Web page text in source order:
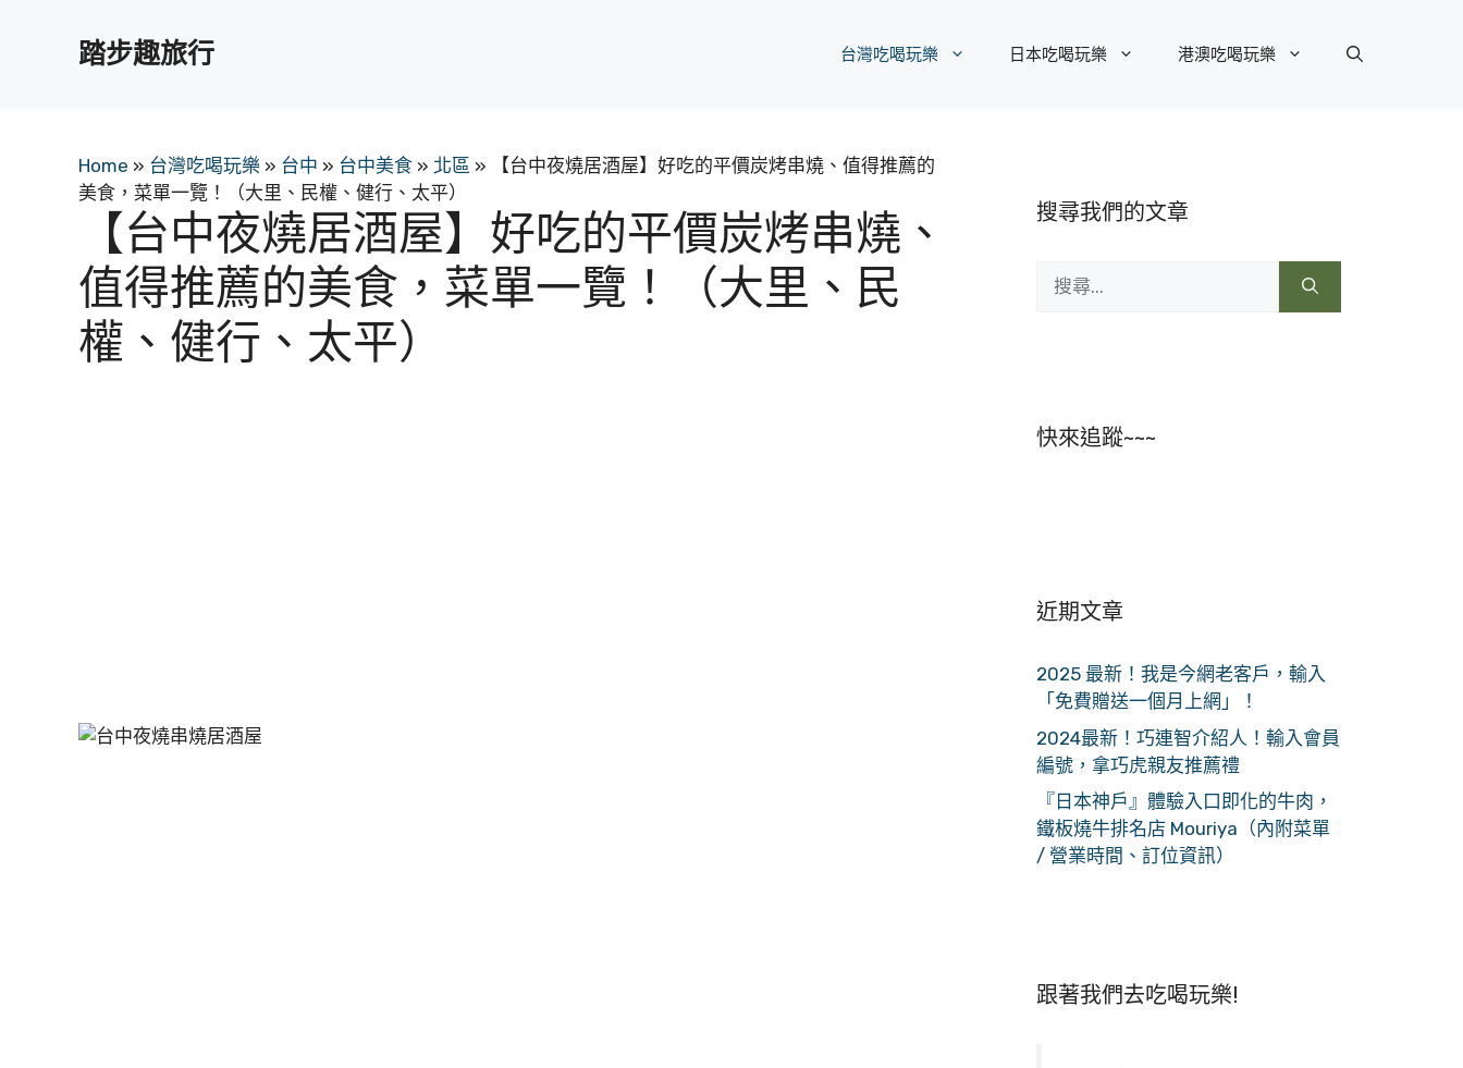
踏步趣旅行 台灣吃喝玩樂 日本吃喝玩樂 港澳吃喝玩樂
Home » 台灣吃喝玩樂 » 台中 » 台中美食 » 北區 » 【台中夜燒居酒屋】好吃的平價炭烤串燒、值得推薦的
美食，菜單一覽！（大里、民權、健行、太平）
【台中夜燒居酒屋】好吃的平價炭烤串燒、
值得推薦的美食，菜單一覽！（大里、民
權、健行、太平）
搜尋我們的文章
尋:
快來追蹤~~~
近期文章
2025 最新！我是今網老客戶，輸入
「免費贈送一個月上網」！
2024最新！巧連智介紹人！輸入會員
編號，拿巧虎親友推薦禮
『日本神戶』體驗入口即化的牛肉，
鐵板燒牛排名店 Mouriya（內附菜單
/ 營業時間、訂位資訊）
跟著我們去吃喝玩樂!